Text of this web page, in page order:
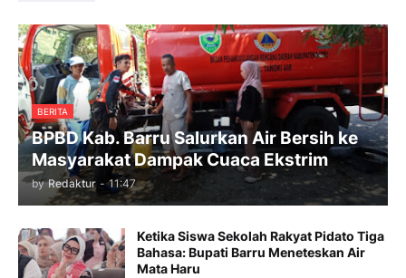
BERITA
BPBD Kab. Barru Salurkan Air Bersih ke
Masyarakat Dampak Cuaca Ekstrim
by Redaktur - 11:47
Ketika Siswa Sekolah Rakyat Pidato Tiga
Bahasa: Bupati Barru Meneteskan Air
Mata Haru